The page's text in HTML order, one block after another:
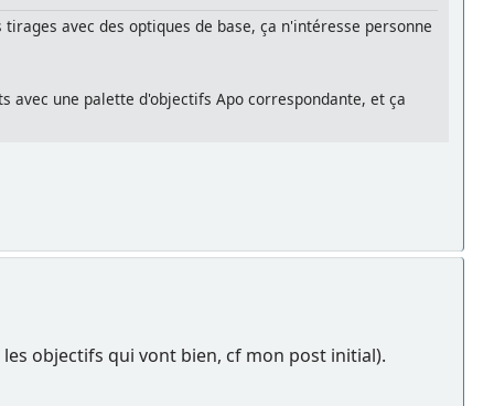
avec des optiques de base, ça n'intéresse personne
une palette d'objectifs Apo correspondante, et ça
objectifs qui vont bien, cf mon post initial).